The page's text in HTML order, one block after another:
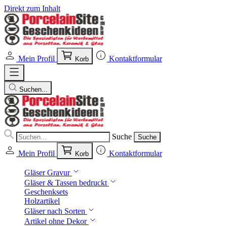
Direkt zum Inhalt
Mein Profil Korb Kontaktformular
Suchen...
Suche Suche
Mein Profil Korb Kontaktformular
Gläser Gravur
Gläser & Tassen bedruckt
Geschenksets
Holzartikel
Gläser nach Sorten
Artikel ohne Dekor